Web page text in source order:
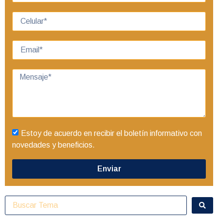
Estoy de acuerdo en recibir el boletín informativo con
novedades y beneficios.
Enviar